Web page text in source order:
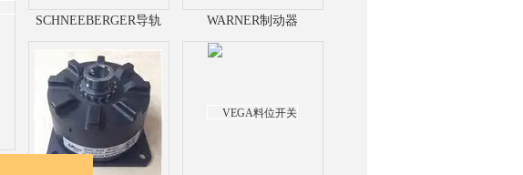
SCHNEEBERGER导轨 WARNER制动器